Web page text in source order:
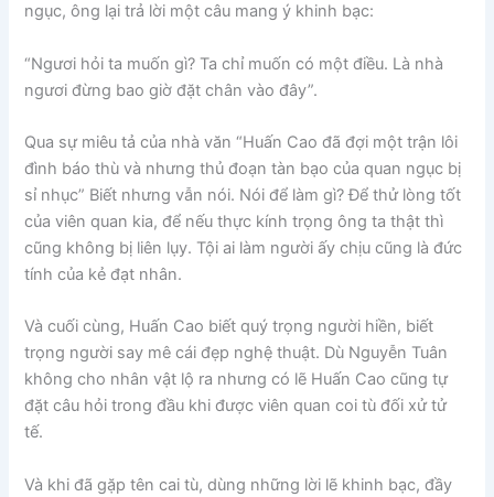
ngục, ông lại trả lời một câu mang ý khinh bạc:
“Ngươi hỏi ta muốn gì? Ta chỉ muốn có một điều. Là nhà
ngươi đừng bao giờ đặt chân vào đây”.
Qua sự miêu tả của nhà văn “Huấn Cao đã đợi một trận lôi
đình báo thù và nhưng thủ đoạn tàn bạo của quan ngục bị
sỉ nhục” Biết nhưng vẫn nói. Nói để làm gì? Để thử lòng tốt
của viên quan kia, để nếu thực kính trọng ông ta thật thì
cũng không bị liên lụy. Tội ai làm người ấy chịu cũng là đức
tính của kẻ đạt nhân.
Và cuối cùng, Huấn Cao biết quý trọng người hiền, biết
trọng người say mê cái đẹp nghệ thuật. Dù Nguyễn Tuân
không cho nhân vật lộ ra nhưng có lẽ Huấn Cao cũng tự
đặt câu hỏi trong đầu khi được viên quan coi tù đối xử tử
tế.
Và khi đã gặp tên cai tù, dùng những lời lẽ khinh bạc, đầy